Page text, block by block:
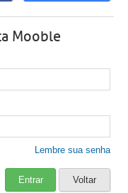
Mooble
Lembre sua senha
Entrar Voltar